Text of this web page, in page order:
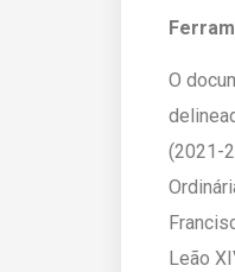
O
(2021-
Leão